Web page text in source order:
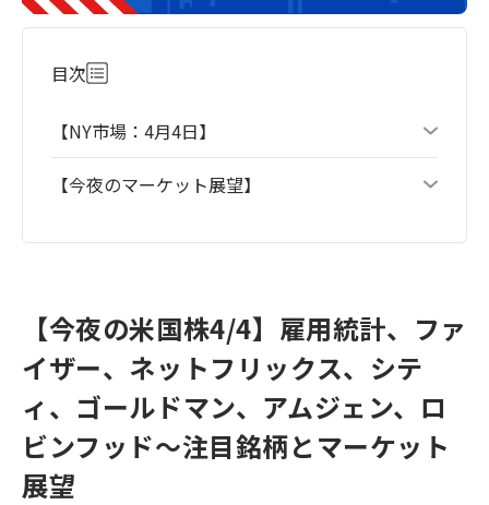
目次
【NY市場：4月4日】
【今夜のマーケット展望】
【今夜の米国株4/4】雇用統計、ファ
イザー、ネットフリックス、シテ
ィ、ゴールドマン、アムジェン、ロ
ビンフッド～注目銘柄とマーケット
展望